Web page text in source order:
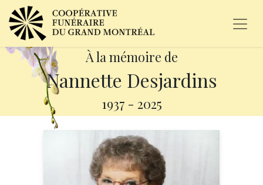
À la mémoire de
Nannette Desjardins
1937 - 2025